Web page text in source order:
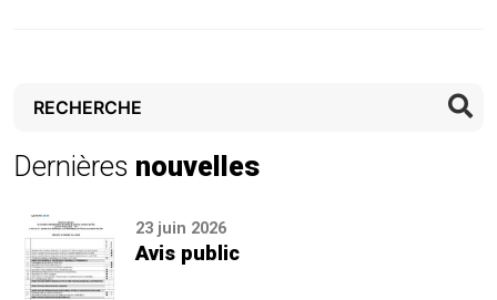
Dernières nouvelles
23 juin 2026
Avis public